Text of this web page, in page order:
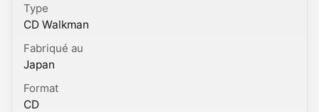
Type
CD Walkman
Fabriqué au
Japan
Format
CD